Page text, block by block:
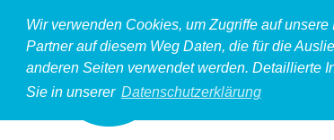
Wir verwenden Cookies, um Zugriffe auf
Partner auf diesem Weg Daten, die für die
anderen Seiten verwendet werden. Detaillierte
Sie in unserer Datenschutzerklärung